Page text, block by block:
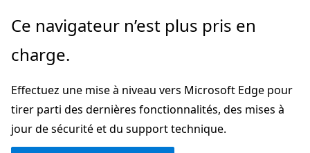
Passer
directement
au
principal
Passer
la
dans
la
page
Ce navigateur n’est plus pris en
charge.
Effectuez une mise à niveau vers Microsoft Edge pour
tirer parti des dernières fonctionnalités, des mises à
jour de sécurité et du support technique.